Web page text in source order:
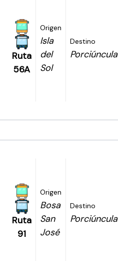
Ruta
56A
Origen
Isla
del
Sol
Destino
Porciúncula
Ruta
91
Origen
Bosa
San
José
Destino
Porciúncula